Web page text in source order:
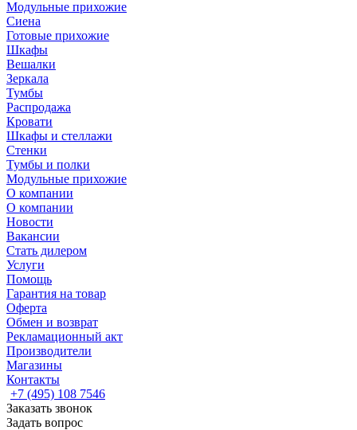
Модульные прихожие
Сиена
Готовые прихожие
Шкафы
Вешалки
Зеркала
Тумбы
Распродажа
Кровати
Шкафы и стеллажи
Стенки
Тумбы и полки
Модульные прихожие
О компании
О компании
Новости
Вакансии
Стать дилером
Услуги
Помощь
Гарантия на товар
Оферта
Обмен и возврат
Рекламационный акт
Производители
Магазины
Контакты
+7 (495) 108 7546
Заказать звонок
Задать вопрос